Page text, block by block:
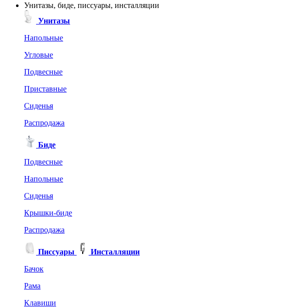
Унитазы, биде, писсуары, инсталляции
Унитазы
Напольные
Угловые
Подвесные
Приставные
Сиденья
Распродажа
Биде
Подвесные
Напольные
Сиденья
Крышки-биде
Распродажа
Писсуары
Инсталляции
Бачок
Рама
Клавиши